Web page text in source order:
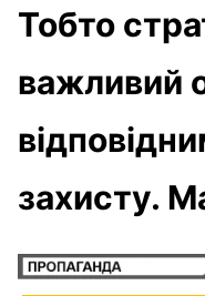
Тобто
важливий
захисту.